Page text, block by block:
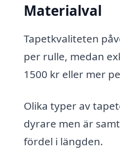
Materialval
Tapetkvaliteten
per rulle, medan
1500 kr eller mer
Olika typer av
dyrare men är
fördel i längden.